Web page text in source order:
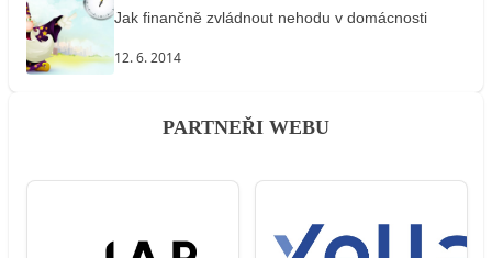
Jak finančně zvládnout nehodu v domácnosti
12. 6. 2014
PARTNEŘI WEBU